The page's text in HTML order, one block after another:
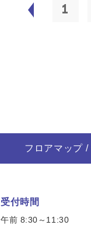
1
フロアマップ
受付時間
午前 8:30～11:30